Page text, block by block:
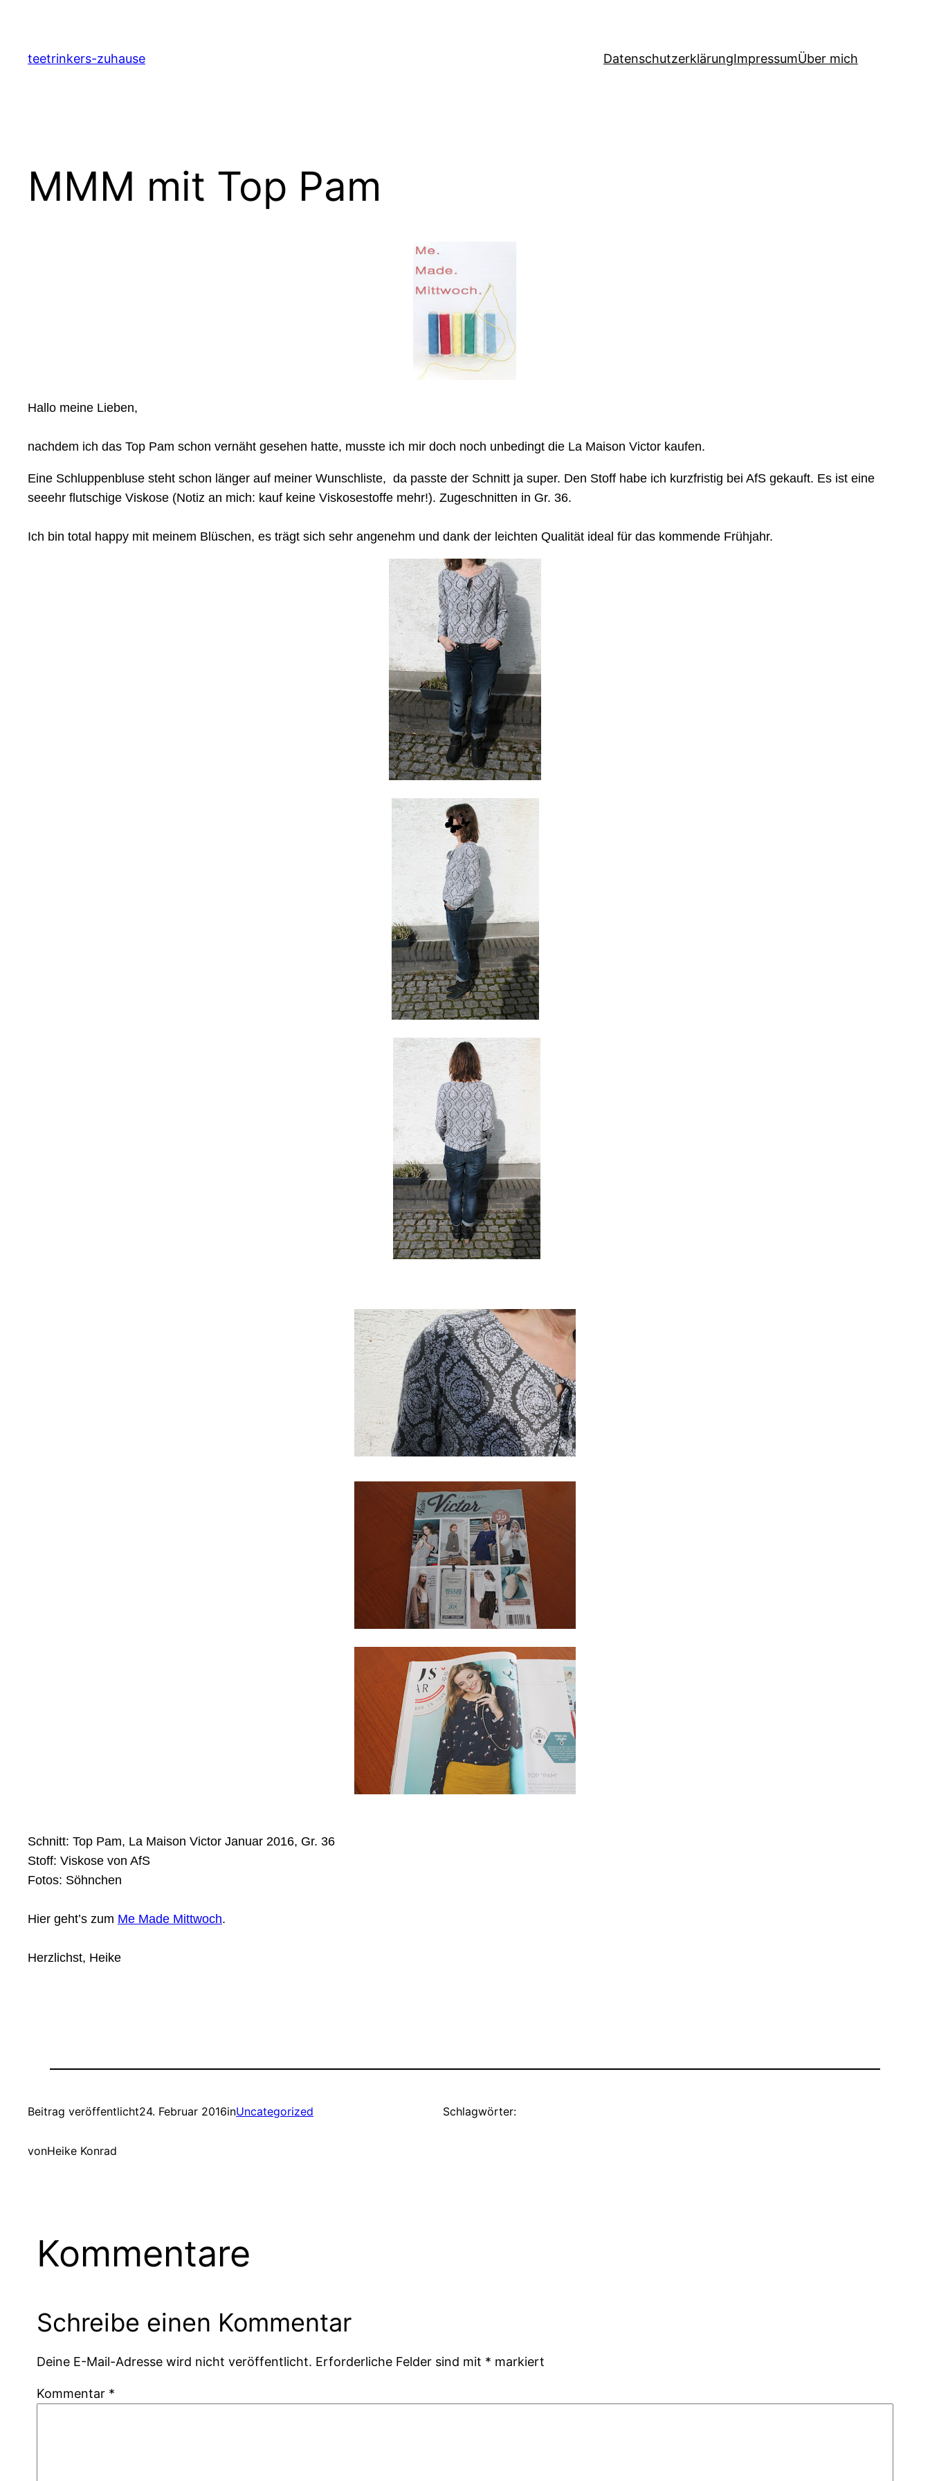
springen
teetrinkers-zuhause DatenschutzerklärungImpressumÜber mich
MMM mit Top Pam
Hallo meine Lieben,
nachdem ich das Top Pam schon vernäht gesehen hatte, musste ich mir doch noch unbedingt die La Maison Victor kaufen.
Eine Schluppenbluse steht schon länger auf meiner Wunschliste, da passte der Schnitt ja super. Den Stoff habe ich kurzfristig bei AfS gekauft. Es ist eine
seeehr flutschige Viskose (Notiz an mich: kauf keine Viskosestoffe mehr!). Zugeschnitten in Gr. 36.
Ich bin total happy mit meinem Blüschen, es trägt sich sehr angenehm und dank der leichten Qualität ideal für das kommende Frühjahr.
Schnitt: Top Pam, La Maison Victor Januar 2016, Gr. 36
Stoff: Viskose von AfS
Fotos: Söhnchen
Hier geht’s zum Me Made Mittwoch.
Herzlichst, Heike
Beitrag veröffentlicht24. Februar 2016inUncategorized
vonHeike Konrad
Schlagwörter:
Kommentare
Schreibe einen Kommentar
Deine E-Mail-Adresse wird nicht veröffentlicht. Erforderliche Felder sind mit * markiert
Kommentar *